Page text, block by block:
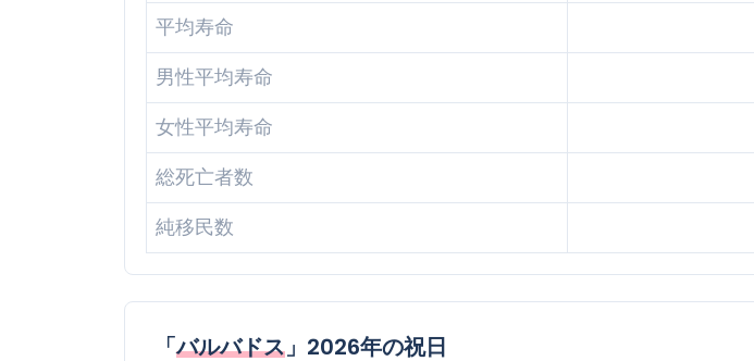
平均寿命
男性平均寿命
女性平均寿命
総死亡者数
純移民数
「バルバドス」2026年の祝日